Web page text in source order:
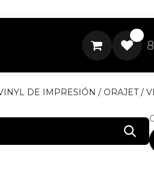
DE IMPRESIÓN / ORAJET /